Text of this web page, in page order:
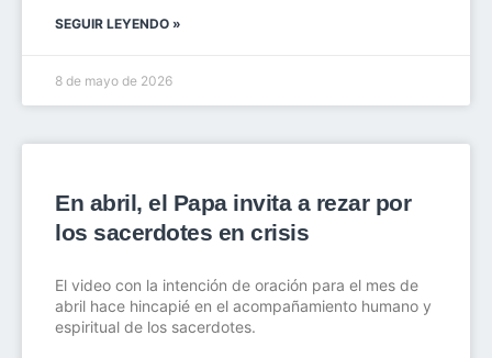
SEGUIR LEYENDO »
8 de mayo de 2026
En abril, el Papa invita a rezar por
los sacerdotes en crisis
El video con la intención de oración para el mes de
abril hace hincapié en el acompañamiento humano y
espiritual de los sacerdotes.